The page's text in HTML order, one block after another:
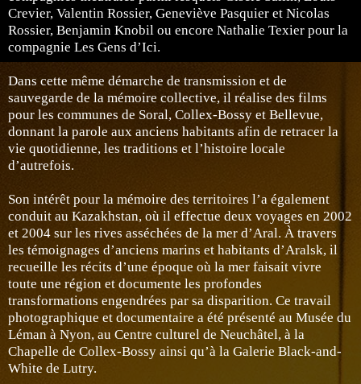
Crevier, Valentin Rossier, Geneviève Pasquier et Nicolas
Rossier, Benjamin Knobil ou encore Nathalie Texier pour la
compagnie Les Gens d’Ici.
Dans cette même démarche de transmission et de
sauvegarde de la mémoire collective, il réalise des films
pour les communes de Soral, Collex-Bossy et Bellevue,
donnant la parole aux anciens habitants afin de retracer la
vie quotidienne, les traditions et l’histoire locale
d’autrefois.
Son intérêt pour la mémoire des territoires l’a également
conduit au Kazakhstan, où il effectue deux voyages en 2002
et 2004 sur les rives asséchées de la mer d’Aral. À travers
les témoignages d’anciens marins et habitants d’Aralsk, il
recueille les récits d’une époque où la mer faisait vivre
toute une région et documente les profondes
transformations engendrées par sa disparition. Ce travail
photographique et documentaire a été présenté au Musée du
Léman à Nyon, au Centre culturel de Neuchâtel, à la
Chapelle de Collex-Bossy ainsi qu’à la Galerie Black-and-
White de Lutry.